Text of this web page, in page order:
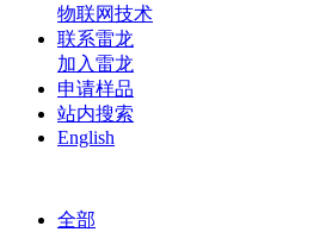
物联网技术
联系雷龙
加入雷龙
申请样品
站内搜索
English
全部